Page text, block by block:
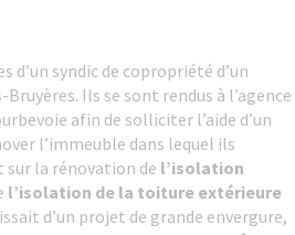
d’un syndic de copropriété d’un
Ils se sont rendus à l’agence
afin de solliciter l’aide d’un
l’immeuble dans lequel ils
la rénovation de l’isolation
l’isolation de la toiture extérieure
d’un projet de grande envergure,